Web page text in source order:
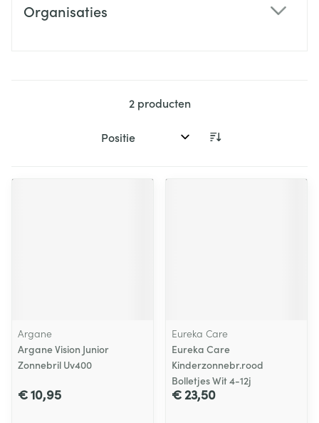
Organisaties
2producten
Sorteer op:
Argane
Argane Vision Junior
Zonnebril Uv400
€ 10,95
Eureka Care
Eureka Care
Kinderzonnebr.rood
Bolletjes Wit 4-12j
€ 23,50